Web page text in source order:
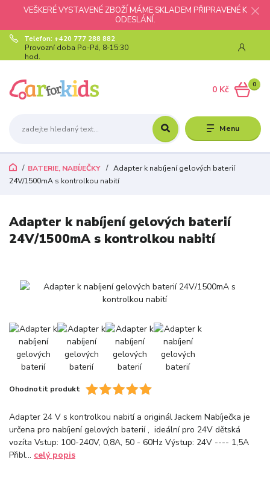
VEŠKERÉ VYSTAVENÉ ZBOŽÍ MÁME SKLADEM PŘIPRAVENÉ K
ODESLÁNÍ.
Menu
Telefon: +420 777 288 882
Provozní doba Po-Pá, 8-15:30
hod.
0
0 Kč
BATERIE, NABÍJEČKY
Adapter k nabíjení gelových baterií
24V/1500mA s kontrolkou nabití
Adapter k nabíjení gelových baterií
24V/1500mA s kontrolkou nabití
Ohodnotit produkt
Adapter 24 V s kontrolkou nabití a originál Jackem Nabíječka je
určena pro nabíjení gelových baterií , ideální pro 24V dětská
vozíta Vstup: 100-240V, 0,8A, 50 - 60Hz Výstup: 24V ---- 1,5A
Přibl... celý popis